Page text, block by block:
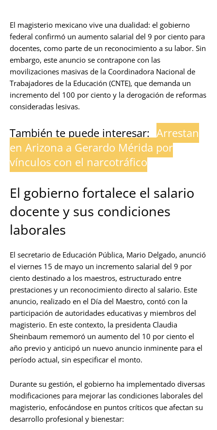
El magisterio mexicano vive una dualidad: el gobierno
federal confirmó un aumento salarial del 9 por ciento para
docentes, como parte de un reconocimiento a su labor. Sin
embargo, este anuncio se contrapone con las
movilizaciones masivas de la Coordinadora Nacional de
Trabajadores de la Educación (CNTE), que demanda un
incremento del 100 por ciento y la derogación de reformas
consideradas lesivas.
También te puede interesar: Arrestan
en Arizona a Gerardo Mérida por
vínculos con el narcotráfico
El gobierno fortalece el salario
docente y sus condiciones
laborales
El secretario de Educación Pública, Mario Delgado, anunció
el viernes 15 de mayo un incremento salarial del 9 por
ciento destinado a los maestros, estructurado entre
prestaciones y un reconocimiento directo al salario. Este
anuncio, realizado en el Día del Maestro, contó con la
participación de autoridades educativas y miembros del
magisterio. En este contexto, la presidenta Claudia
Sheinbaum rememoró un aumento del 10 por ciento el
año previo y anticipó un nuevo anuncio inminente para el
período actual, sin especificar el monto.
Durante su gestión, el gobierno ha implementado diversas
modificaciones para mejorar las condiciones laborales del
magisterio, enfocándose en puntos críticos que afectan su
desarrollo profesional y bienestar: